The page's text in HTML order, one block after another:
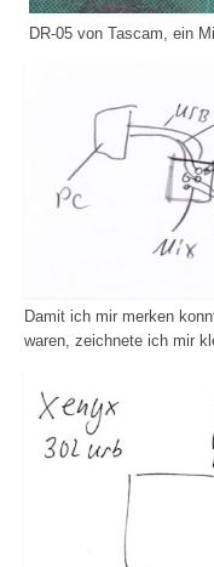
DR-05 von Tascam, ein
Damit ich mir merken
waren, zeichnete ich mir